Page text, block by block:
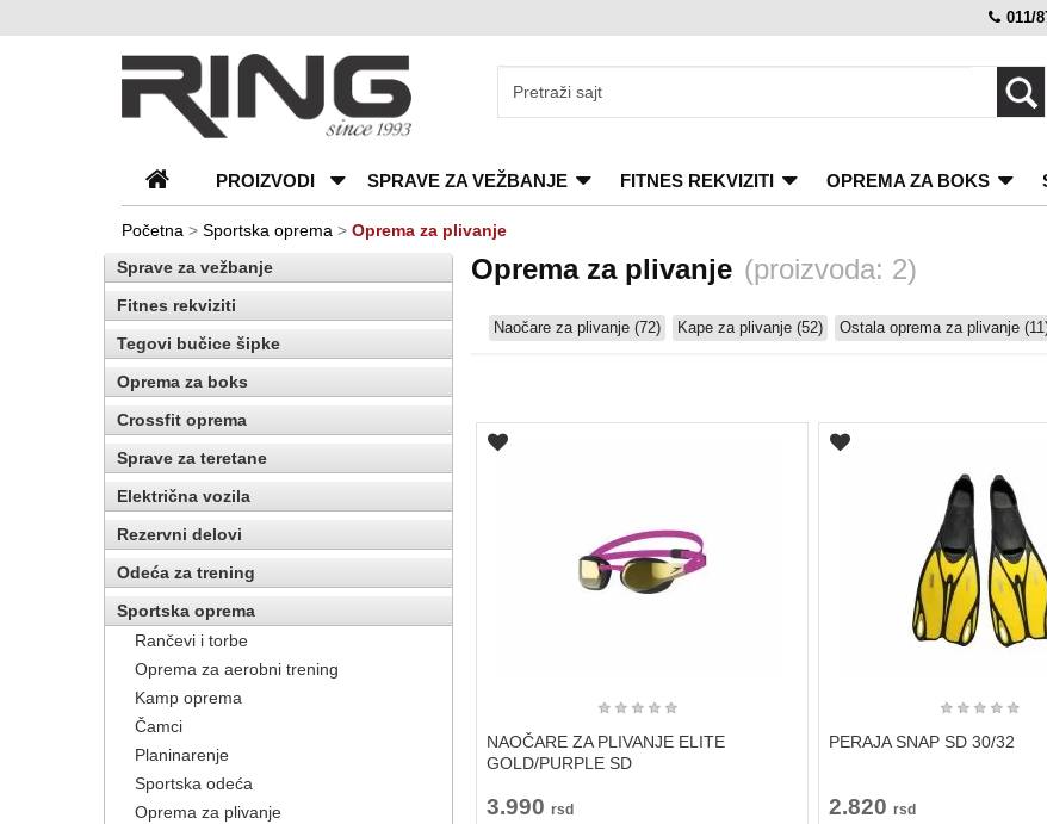
O
nama
Katalozi
Kontakt
Blog
Česta
pitanja
011/
PROIZVODI SPRAVE ZA VEŽBANJE FITNES REKVIZITI OPREMA ZA BOKS
Početna > Sportska oprema > Oprema za plivanje
Sprave za vežbanje
Fitnes rekviziti
Tegovi bučice šipke
Oprema za boks
Crossfit oprema
Sprave za teretane
Električna vozila
Rezervni delovi
Odeća za trening
Sportska oprema
Rančevi i torbe
Oprema za aerobni trening
Kamp oprema
Čamci
Planinarenje
Sportska odeća
Oprema za plivanje
Oprema za plivanje (proizvoda: 2)
Naočare za plivanje (72) Kape za plivanje (52) Ostala oprema za plivanje
★ ★ ★ ★ ★
NAOČARE ZA PLIVANJE ELITE
GOLD/PURPLE SD
3.990 rsd
★ ★ ★ ★ ★
PERAJA SNAP SD 30/32
2.820 rsd